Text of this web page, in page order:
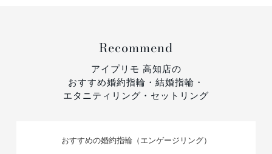
Recommend
アイプリモ 高知店の
おすすめ婚約指輪・結婚指輪・
エタニティリング・セットリング
おすすめの婚約指輪（エンゲージリング）